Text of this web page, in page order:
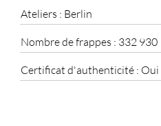
Ateliers : Berlin
Nombre de frappes : 332 930
Certificat d'authenticité : Oui